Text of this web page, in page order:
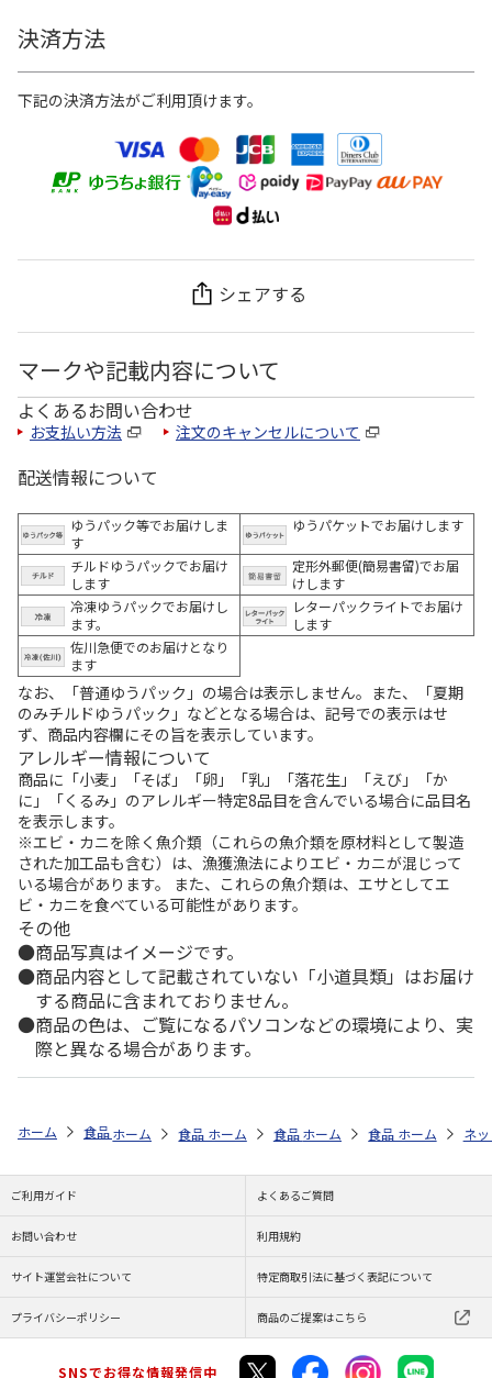
決済方法
下記の決済方法がご利用頂けます。
シェアする
マークや記載内容について
よくあるお問い合わせ
お支払い方法 注文のキャンセルについて
配送情報について
ゆうパック等でお届けしま
す
ゆうパケットでお届けします
チルドゆうパックでお届け
します
定形外郵便(簡易書留)でお届
けします
冷凍ゆうパックでお届けし
ます。
レターパックライトでお届け
します
佐川急便でのお届けとなり
ます
なお、「普通ゆうパック」の場合は表示しません。また、「夏期
のみチルドゆうパック」などとなる場合は、記号での表示はせ
ず、商品内容欄にその旨を表示しています。
アレルギー情報について
商品に「小麦」「そば」「卵」「乳」「落花生」「えび」「か
に」「くるみ」のアレルギー特定8品目を含んでいる場合に品目名
を表示します。
※エビ・カニを除く魚介類（これらの魚介類を原材料として製造
された加工品も含む）は、漁獲漁法によりエビ・カニが混じって
いる場合があります。 また、これらの魚介類は、エサとしてエ
ビ・カニを食べている可能性があります。
その他
商品写真はイメージです。
商品内容として記載されていない「小道具類」はお届け
する商品に含まれておりません。
商品の色は、ご覧になるパソコンなどの環境により、実
際と異なる場合があります。
ホーム 食品・グルメストア アウトドア・BBQグルメ特集 予算から
ホーム 食品・グルメストア スタミナグルメ特集 全
ホーム 食品・グルメストア スタミナグ
ホーム 食品・グルメストア
ホーム ネ
ご利用ガイド よくあるご質問
お問い合わせ 利用規約
サイト運営会社について 特定商取引法に基づく表記について
プライバシーポリシー 商品のご提案はこちら
SNSでお得な情報発信中